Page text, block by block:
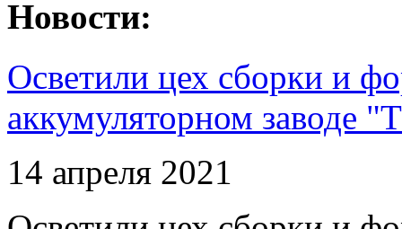
Новости:
Осветили цех сборки и
аккумуляторном заводе
14 апреля 2021